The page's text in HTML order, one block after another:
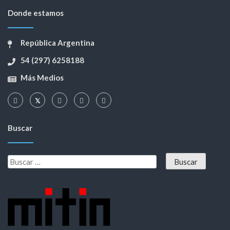
Donde estamos
República Argentina
54 (297) 6258188
Más Medios
Buscar